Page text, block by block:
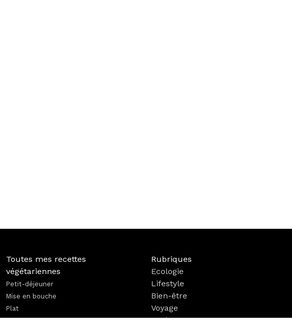
Toutes mes recettes
végétariennes
Petit-déjeuner
Mise en bouche
Plat
Soupe
Rubriques
Ecologie
Lifestyle
Bien-être
Voyage
Mode